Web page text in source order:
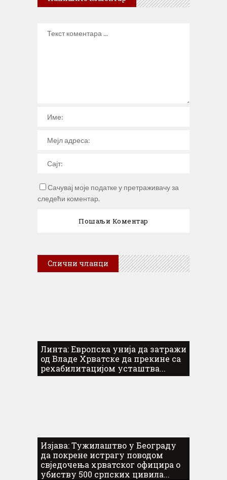
Сачувај моје податке у претраживачу за
следећи коментар.
Слични чланци
Линта: Европска унија да затражи
од Владе Хрватске да прекине са
рехабилитацијом усташтва...
Изјава: Тужилаштво у Београду
да покрене истрагу поводом
свједочења хрватског официра о
убиству 500 српских цивила...